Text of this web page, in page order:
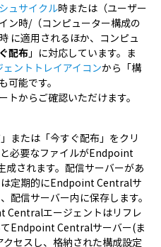
ュサイクル時または（ユーザー
ン時/（コンピューター構成の
に適用されるほか、コンピュ
配布」に対応しています。ま
ェントトレイアイコンから「構
可能です。
からご確認いただけます。
または「今すぐ配布」をクリ
必要なファイルがEndpoint
されます。配信サーバーがあ
定期的にEndpoint Centralサ
配信サーバー内に保存します。
Centralエージェントはリフレ
Endpoint Centralサーバー(ま
セスし、格納された構成設定